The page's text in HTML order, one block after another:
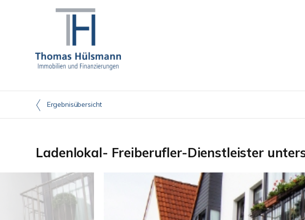
Ergebnisübersicht
Ladenlokal- Freiberufler-Dienstleister